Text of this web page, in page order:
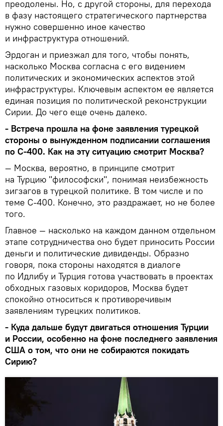
преодолены. Но, с другой стороны, для перехода
в фазу настоящего стратегического партнерства
нужно совершенно иное качество
и инфраструктура отношений.
Эрдоган и приезжал для того, чтобы понять,
насколько Москва согласна с его видением
политических и экономических аспектов этой
инфраструктуры. Ключевым аспектом ее является
единая позиция по политической реконструкции
Сирии. До чего еще очень далеко.
- Встреча прошла на фоне заявления турецкой
стороны о вынужденном подписании соглашения
по С-400. Как на эту ситуацию смотрит Москва?
— Москва, вероятно, в принципе смотрит
на Турцию "философски", понимая неизбежность
зигзагов в турецкой политике. В том числе и по
теме С-400. Конечно, это раздражает, но не более
того.
Главное — насколько на каждом данном отдельном
этапе сотрудничества оно будет приносить России
деньги и политические дивиденды. Образно
говоря, пока стороны находятся в диалоге
по Идлибу и Турция готова участвовать в проектах
обходных газовых коридоров, Москва будет
спокойно относиться к противоречивым
заявлениям турецких политиков.
- Куда дальше будут двигаться отношения Турции
и России, особенно на фоне последнего заявления
США о том, что они не собираются покидать
Сирию?